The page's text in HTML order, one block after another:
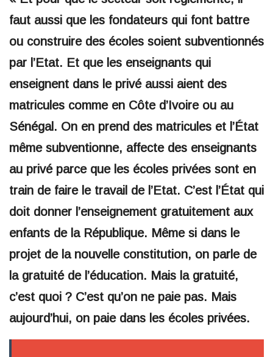
faut aussi que les fondateurs qui font battre
ou construire des écoles soient subventionnés
par l’Etat. Et que les enseignants qui
enseignent dans le privé aussi aient des
matricules comme en Côte d’Ivoire ou au
Sénégal. On en prend des matricules et l’État
même subventionne, affecte des enseignants
au privé parce que les écoles privées sont en
train de faire le travail de l’Etat. C’est l’État qui
doit donner l’enseignement gratuitement aux
enfants de la République. Même si dans le
projet de la nouvelle constitution, on parle de
la gratuité de l’éducation. Mais la gratuité,
c’est quoi ? C’est qu’on ne paie pas. Mais
aujourd’hui, on paie dans les écoles privées.